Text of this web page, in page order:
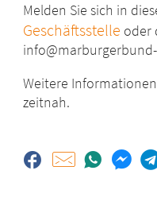
Melden Sie sich in
Geschäftsstelle oder
Weitere
zeitnah.